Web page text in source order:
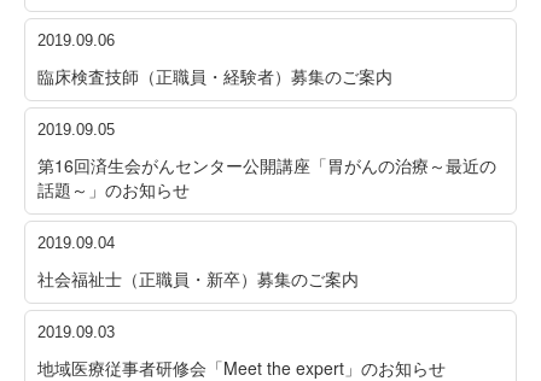
2019.09.06
臨床検査技師（正職員・経験者）募集のご案内
2019.09.05
第16回済生会がんセンター公開講座「胃がんの治療～最近の
話題～」のお知らせ
2019.09.04
社会福祉士（正職員・新卒）募集のご案内
2019.09.03
地域医療従事者研修会「Meet the expert」のお知らせ